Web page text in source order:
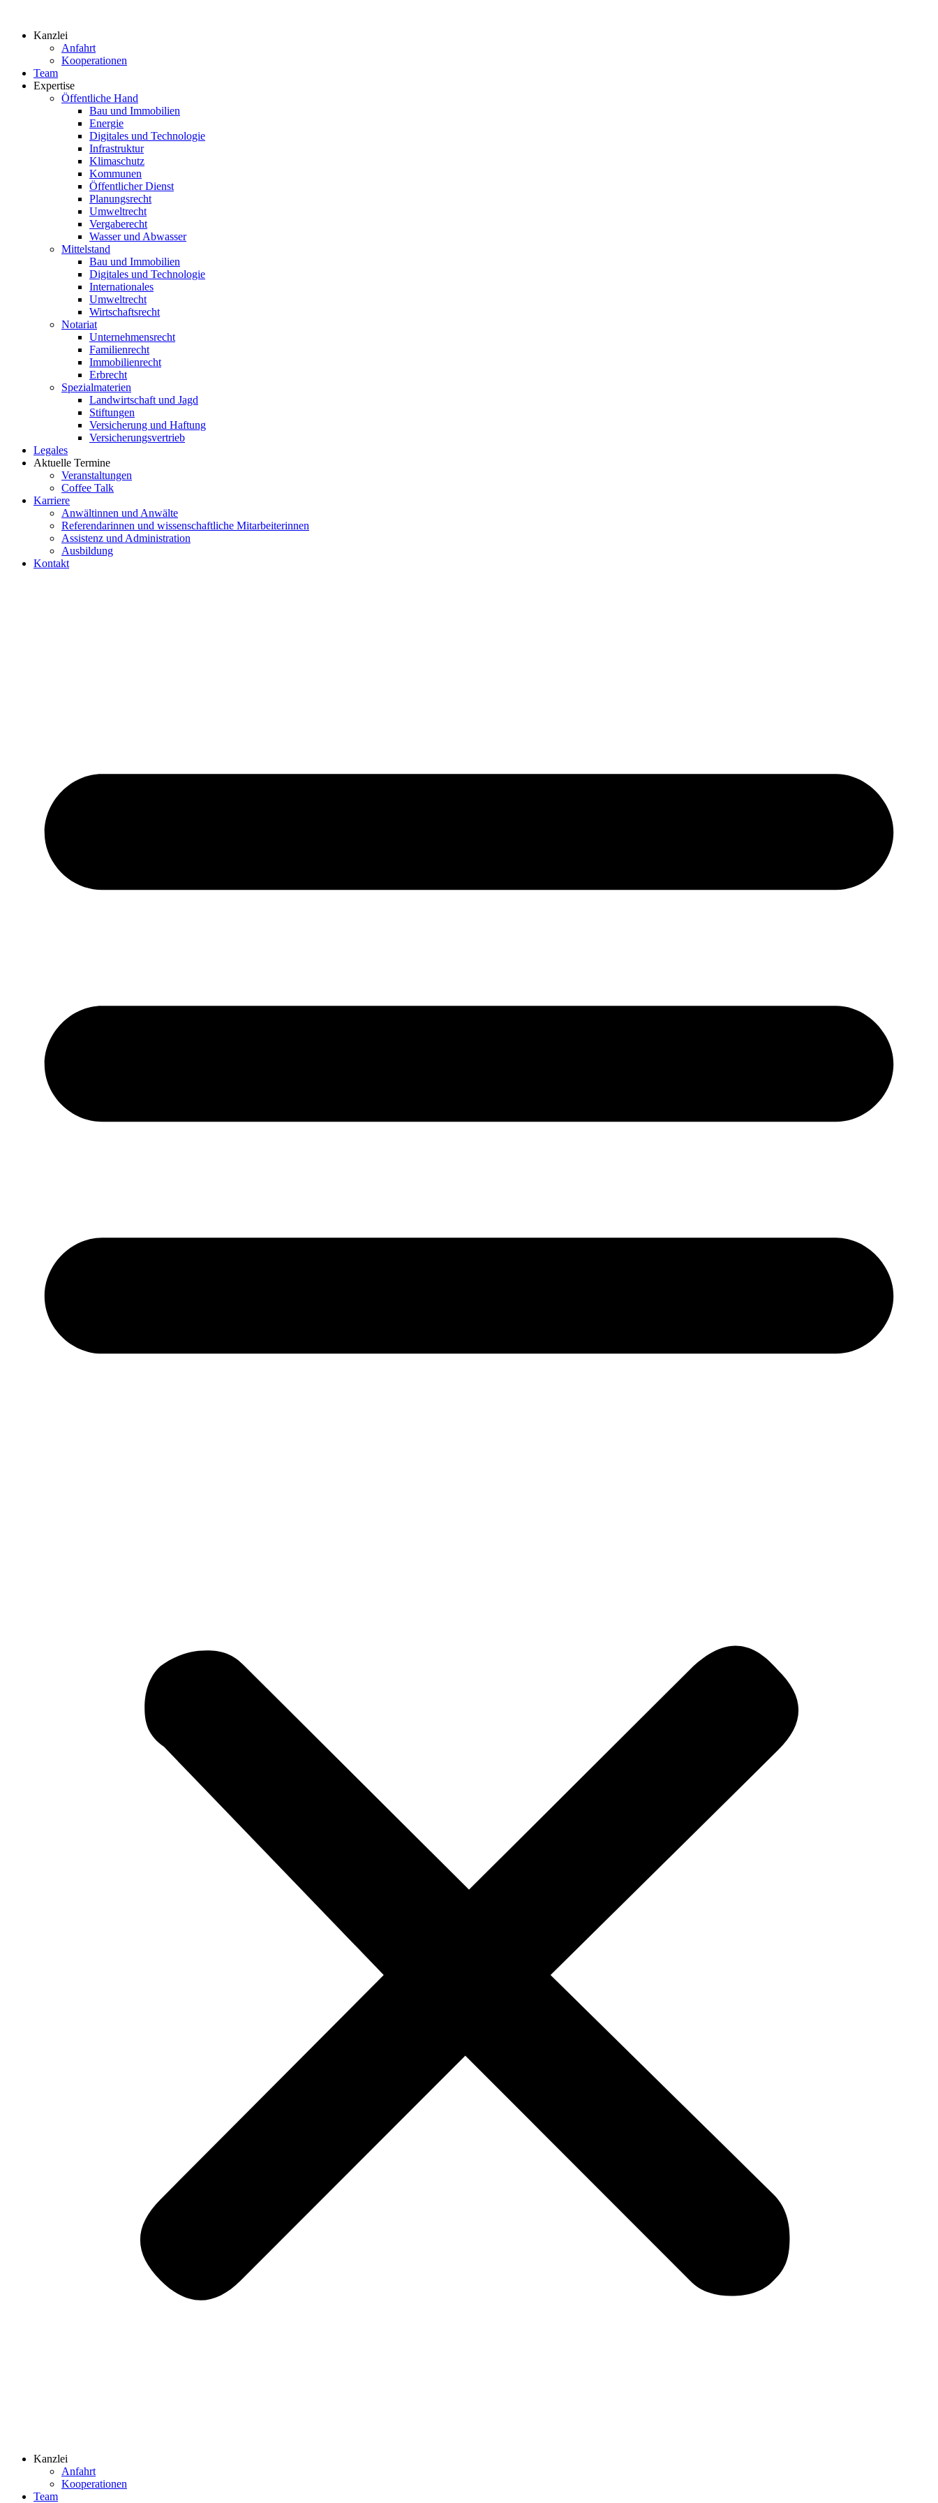
springenKanzlei
Anfahrt
Kooperationen
Team
Expertise
Öffentliche Hand
Bau und Immobilien
Energie
Digitales und Technologie
Infrastruktur
Klimaschutz
Kommunen
Öffentlicher Dienst
Planungsrecht
Umweltrecht
Vergaberecht
Wasser und Abwasser
Mittelstand
Bau und Immobilien
Digitales und Technologie
Internationales
Umweltrecht
Wirtschaftsrecht
Notariat
Unternehmensrecht
Familienrecht
Immobilienrecht
Erbrecht
Spezialmaterien
Landwirtschaft und Jagd
Stiftungen
Versicherung und Haftung
Versicherungsvertrieb
Legales
Aktuelle Termine
Veranstaltungen
Coffee Talk
Karriere
Anwältinnen und Anwälte
Referendarinnen und wissenschaftliche Mitarbeiterinnen
Assistenz und Administration
Ausbildung
Kontakt
Kanzlei
Anfahrt
Kooperationen
Team